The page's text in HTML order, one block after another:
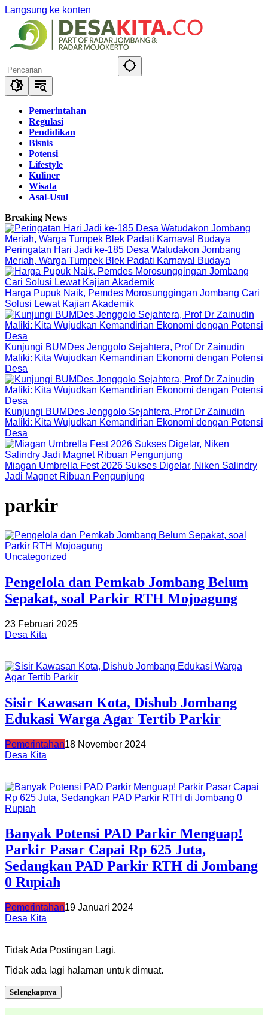
Langsung ke konten
Pemerintahan
Regulasi
Pendidikan
Bisnis
Potensi
Lifestyle
Kuliner
Wisata
Asal-Usul
Breaking News
Peringatan Hari Jadi ke-185 Desa Watudakon Jombang
Meriah, Warga Tumpek Blek Padati Karnaval Budaya
Harga Pupuk Naik, Pemdes Morosunggingan Jombang Cari
Solusi Lewat Kajian Akademik
Kunjungi BUMDes Jenggolo Sejahtera, Prof Dr Zainudin
Maliki: Kita Wujudkan Kemandirian Ekonomi dengan Potensi
Desa
Kunjungi BUMDes Jenggolo Sejahtera, Prof Dr Zainudin
Maliki: Kita Wujudkan Kemandirian Ekonomi dengan Potensi
Desa
Miagan Umbrella Fest 2026 Sukses Digelar, Niken Salindry
Jadi Magnet Ribuan Pengunjung
parkir
Uncategorized
Pengelola dan Pemkab Jombang Belum
Sepakat, soal Parkir RTH Mojoagung
23 Februari 2025
Desa Kita
Sisir Kawasan Kota, Dishub Jombang
Edukasi Warga Agar Tertib Parkir
Pemerintahan18 November 2024
Desa Kita
Banyak Potensi PAD Parkir Menguap!
Parkir Pasar Capai Rp 625 Juta,
Sedangkan PAD Parkir RTH di Jombang
0 Rupiah
Pemerintahan19 Januari 2024
Desa Kita
Tidak Ada Postingan Lagi.
Tidak ada lagi halaman untuk dimuat.
Selengkapnya